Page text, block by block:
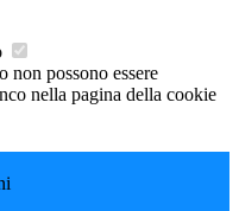
non possono essere
nella pagina della cookie